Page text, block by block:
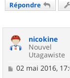
Répondre
nicokine
Nouvel
Utagawiste
M
02 mai 2016,